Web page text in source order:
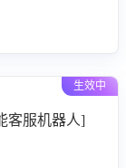
生效中
客服机器人]